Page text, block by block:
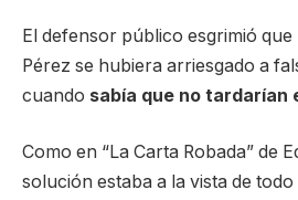
El defensor público esgrimió
Pérez se hubiera arriesgado a
cuando sabía que no tardarían
Como en “La Carta Robada” de
solución estaba a la vista de